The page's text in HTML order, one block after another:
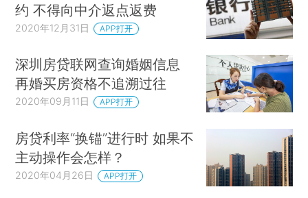
约 不得向中介返点返费
2020年12月31日 APP打开
深圳房贷联网查询婚姻信息
再婚买房资格不追溯过往
2020年09月11日 APP打开
房贷利率“换锚”进行时 如果不
主动操作会怎样？
2020年04月26日 APP打开